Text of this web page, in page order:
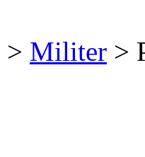
> Militer >